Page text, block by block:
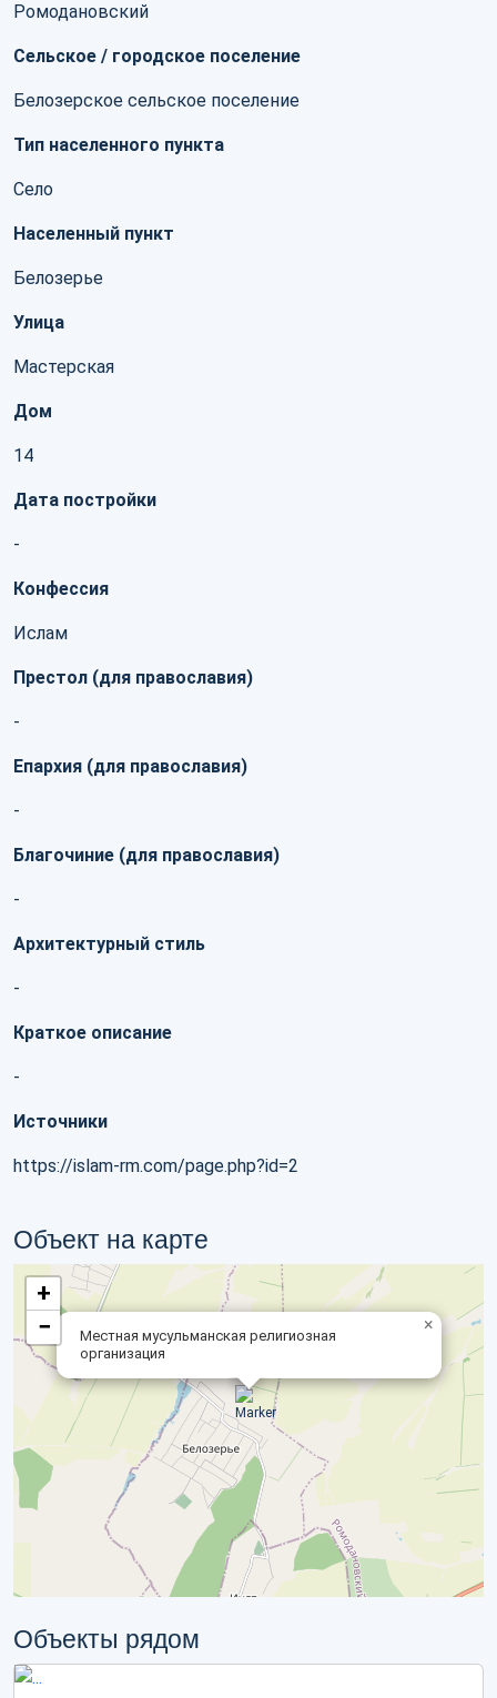
Ромодановский
Сельское / городское поселение
Белозерское сельское поселение
Тип населенного пункта
Село
Населенный пункт
Белозерье
Улица
Мастерская
Дом
14
Дата постройки
-
Конфессия
Ислам
Престол (для православия)
-
Епархия (для православия)
-
Благочиние (для православия)
-
Архитектурный стиль
-
Краткое описание
-
Источники
https://islam-rm.com/page.php?id=2
Объект на карте
Местная мусульманская религиозная
организация
×
+
−
Объекты рядом